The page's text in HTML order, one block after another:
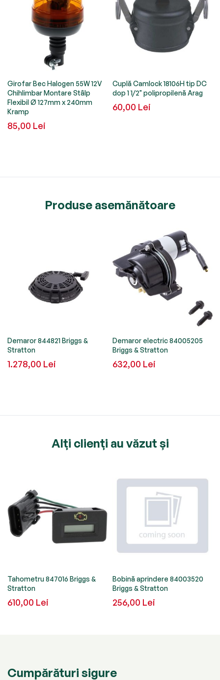
Girofar Bec Halogen 55W 12V
Chihlimbar Montare Stâlp
Flexibil Ø 127mm x 240mm
Kramp
85,00 Lei
Cuplă Camlock 18106H tip DC
dop 1 1/2" polipropilenă Arag
60,00 Lei
Produse asemănătoare
Demaror 844821 Briggs &
Stratton
1.278,00 Lei
Demaror electric 84005205
Briggs & Stratton
632,00 Lei
Alți clienți au văzut și
Tahometru 847016 Briggs &
Stratton
610,00 Lei
Bobină aprindere 84003520
Briggs & Stratton
256,00 Lei
Cumpărături sigure